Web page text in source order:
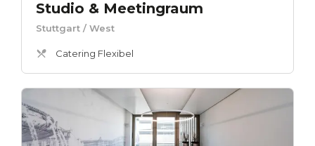
Studio & Meetingraum
Stuttgart / West
Catering Flexibel